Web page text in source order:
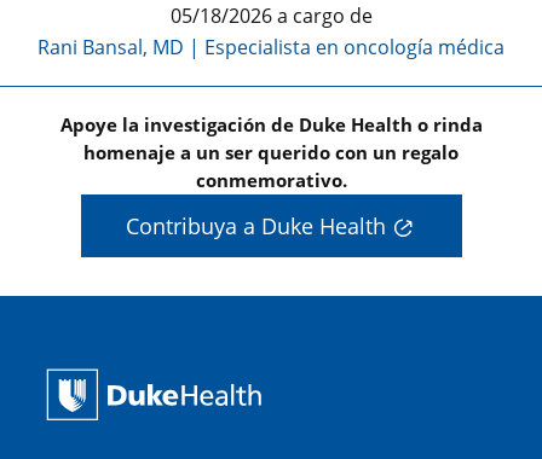
05/18/2026 a cargo de
Rani Bansal, MD | Especialista en oncología médica
Apoye la investigación de Duke Health o rinda
homenaje a un ser querido con un regalo
conmemorativo.
Contribuya a Duke Health